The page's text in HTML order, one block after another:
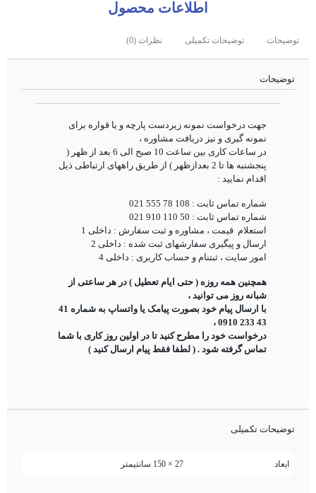
اطلاعات محصول
توضیحات توضیحات تکمیلی نظرات (0)
توضیحات
جهت درخواست نمونه زیردست پارچه و یا قواره برای
نمونه گیری و نیز دریافت مشاوره ،
در ساعات کاری بین ساعت 10 صبح الی 6 بعد از ظهر (
پنجشنبه ها تا 2 بعدازظهر ) از طریق راههای ارتباطی ذیل
اقدام نمایید :
شماره تماس ثابت : 108 78 555 021
شماره تماس ثابت : 50 110 910 021
استعلام قیمت ، مشاوره و ثبت سفارش : داخلی 1
ارسال و پیگیری سفارشهای ثبت شده : داخلی 2
امور سایت ، ثبتنام و حساب کاربری : داخلی 4
همچنین همه روزه ( حتی ایام تعطیل ) در هر ساعتی از
شبانه روز می توانید ،
با ارسال پیام خود بصورت پیامک یا واتساپ به شماره 41
43 233 0910 ،
درخواست خود را مطرح کنید تا در اولین روز کاری با شما
تماس گرفته شود . ( لطفا فقط پیام ارسال کنید )
توضیحات تکمیلی
ابعاد 27 × 150 سانتیمتر